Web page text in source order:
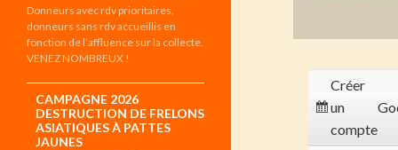
Créer
un
compte
Donneurs avec rdv prioritaires,
donneurs sans rdv accueillis en
fonction de l’affluence sur la collecte.
VENEZ NOMBREUX !
CAMPAGNE 2026
DESTRUCTION DE FRELONS
ASIATIQUES À PATTES
JAUNES